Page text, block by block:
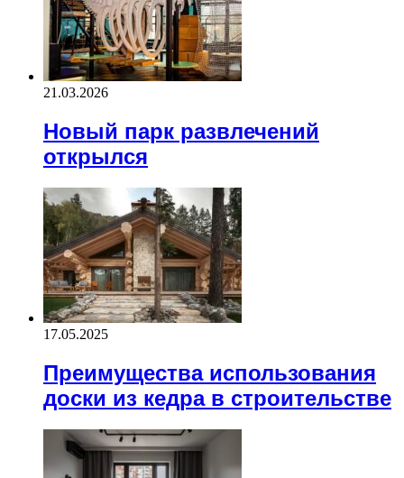
21.03.2026
Новый парк развлечений
открылся
17.05.2025
Преимущества использования
доски из кедра в строительстве